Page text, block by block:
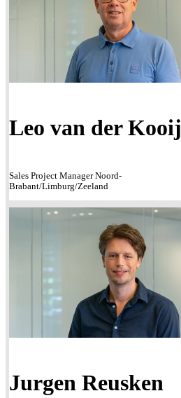
Leo van der Kooij
Sales Project Manager Noord-
Brabant/Limburg/Zeeland
Jurgen Reusken